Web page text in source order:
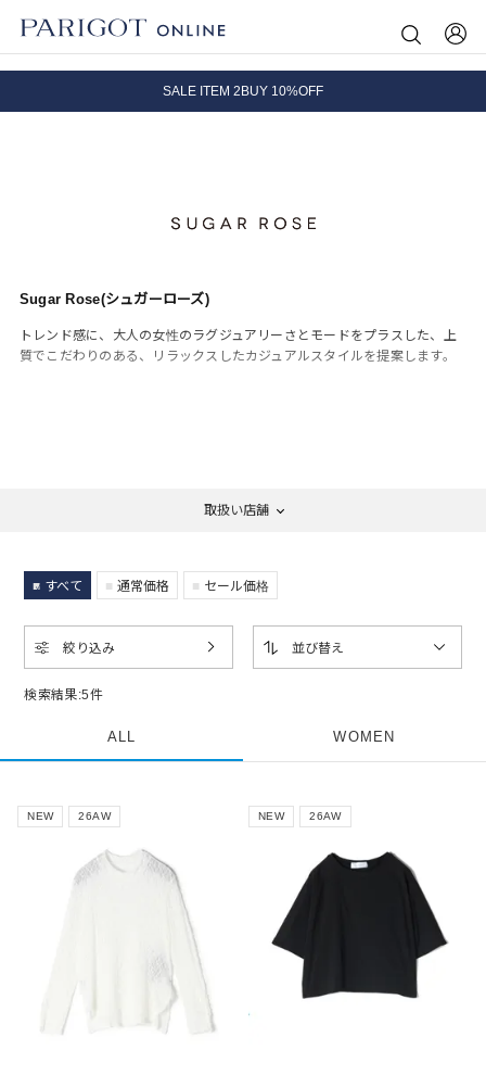
8.5 wedに会員プログラムが生まれ変わります！
SALE ITEM 2BUY 10%OFF
Sugar Rose(シュガーローズ)
トレンド感に、大人の女性のラグジュアリーさとモードをプラスした、上
質でこだわりのある、リラックスしたカジュアルスタイルを提案します。
取扱い店舗
すべて 通常価格 セール価格
検索結果:5件
絞り込み 並び替え
ALL WOMEN
NEW 26AW NEW 26AW